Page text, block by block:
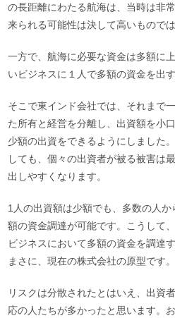
の長距離にわたる航海は、当時は非
来られる可能性は決して高いもので
一方で、航海に必要な資金は多額に
いビジネスに１人で多額の資金を出
そこで東インド会社では、それまで
た所有と経営を分離し、出資額を小
少額の出資をできるようにしました
しても、個々の出資者が被る被害は
出しやすくなります。
1人の出資額は少額でも、多数の人
額の資金調達が可能です。こうして
ビジネスにおいて多額の資金を調達
まさに、現在の株式会社の原型です。
リスクは分散されたとはいえ、出資
応の人たちが多かったと思います。